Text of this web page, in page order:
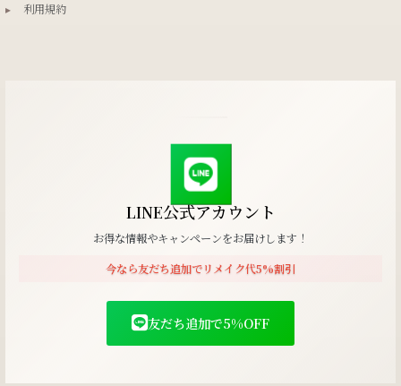
▸
利用規約
LINE公式アカウント
お得な情報やキャンペーンをお届けします！
今なら友だち追加でリメイク代5%割引
友だち追加で5%OFF